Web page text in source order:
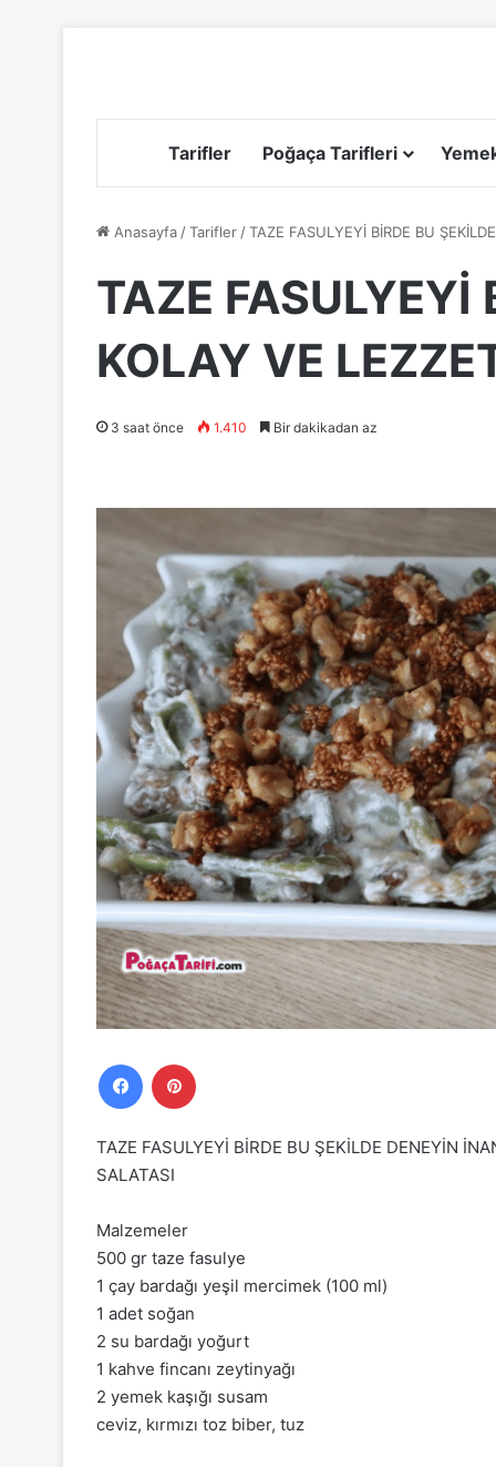
Tarifler Poğaça Tarifleri
Anasayfa /Tarifler /TAZE FASULYEYİ BİRDE BU
TAZE FASULYEYİ
KOLAY VE
3 saat önce 1.410 Bir dakikadan az
Facebook
TAZE FASULYEYİ BİRDE BU ŞEKİLDE DENEYİN
SALATASI
Malzemeler
500 gr taze fasulye
1 çay bardağı yeşil mercimek (100 ml)
1 adet soğan
2 su bardağı yoğurt
1 kahve fincanı zeytinyağı
2 yemek kaşığı susam
ceviz, kırmızı toz biber, tuz